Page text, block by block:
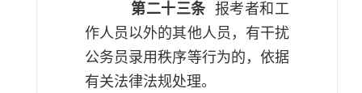
第二十三条 报考者和工
作人员以外的其他人员，有干扰
公务员录用秩序等行为的，依据
有关法律法规处理。